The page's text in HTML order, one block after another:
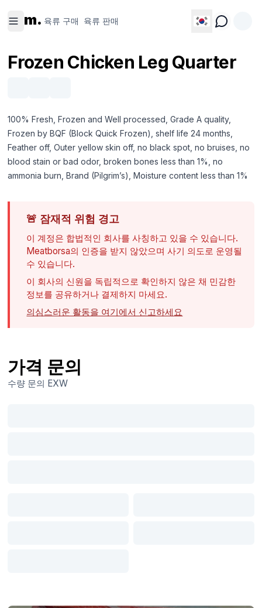
m. 육류 구매 육류 판매
매
매
Frozen Chicken Leg Quarter
100% Fresh, Frozen and Well processed, Grade A quality,
Frozen by BQF (Block Quick Frozen), shelf life 24 months,
Feather off, Outer yellow skin off, no black spot, no bruises, no
blood stain or bad odor, broken bones less than 1%, no
ammonia burn, Brand (Pilgrim’s), Moisture content less than 1%
🚨 잠재적 위험 경고
이 계정은 합법적인 회사를 사칭하고 있을 수 있습니다.
Meatborsa의 인증을 받지 않았으며 사기 의도로 운영될
수 있습니다.
이 회사의 신원을 독립적으로 확인하지 않은 채 민감한
정보를 공유하거나 결제하지 마세요.
의심스러운 활동을 여기에서 신고하세요
가격 문의
수량 문의 EXW